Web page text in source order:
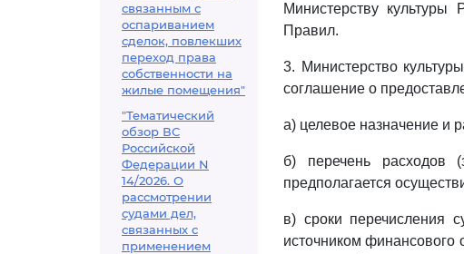
связанным с
оспариванием
сделок, повлекших
переход права
собственности на
жилые помещения"
"Тематический
обзор ВС
Российской
Федерации N
14/2026. О
рассмотрении
судами дел,
связанных с
применением
Министерству
Правил.
3. Министерство
соглашение о
а) целевое назначение и
б) перечень расходов
предполагается
в) сроки перечисления
источником финансового